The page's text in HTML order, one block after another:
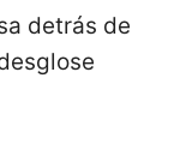
detrás de